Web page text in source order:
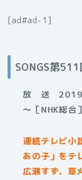
[ad#ad-1]
SONGS第
放 送 2019
～［NHK総合］
連続テレビ小
あの子」をテ
広瀬すず、草